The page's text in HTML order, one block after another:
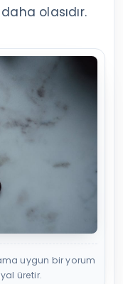
olasıdır.
uygun bir yorum
üretir.